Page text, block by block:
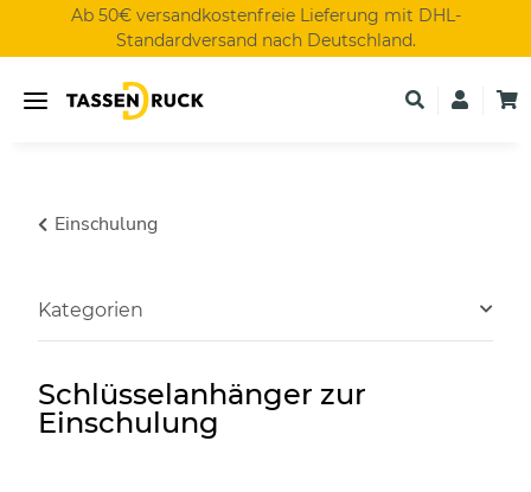
Ab 50€ versandkostenfreie Lieferung mit DHL-
Standardversand nach Deutschland.
Einschulung
Schlüsselanhänger zur
Einschulung
Kategorien